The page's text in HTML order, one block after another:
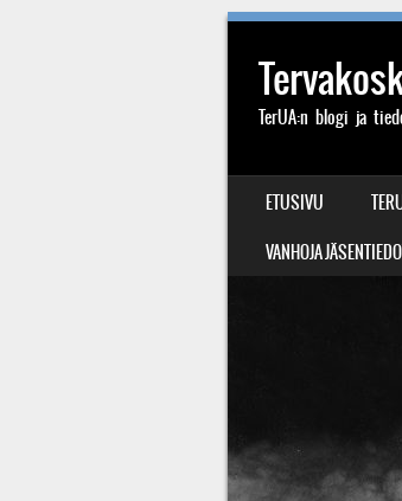
TerUA:n blogi ja
VALIKKO
SIIRRY SISÄLTÖÖN
ETUSIVU
VANHOJA